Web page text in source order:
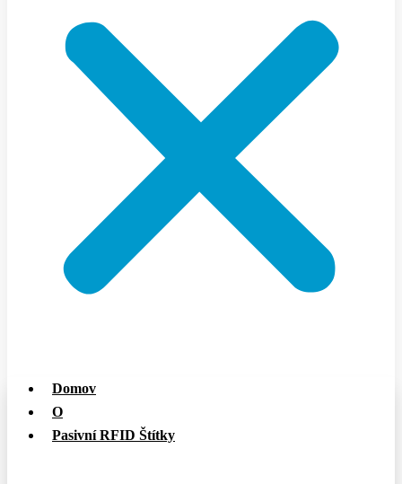
Domov
O
Pasivní RFID Štítky